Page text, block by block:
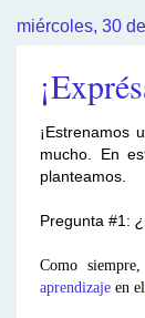
miércoles, 30
¡Estrenamos
mucho. En
planteamos.
Pregunta #1:
Como
aprendizaje en el